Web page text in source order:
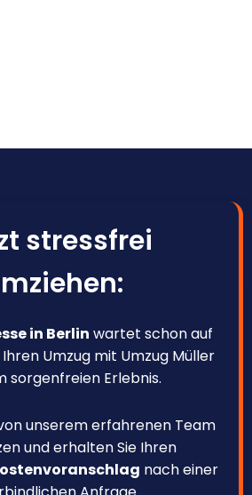
stressfrei
in Berlin wartet schon auf
Ihren Umzug mit Umzug Müller
sorgenfreien Erlebnis.
unserem erfahrenen Team
und erhalten Sie Ihren
nach einer